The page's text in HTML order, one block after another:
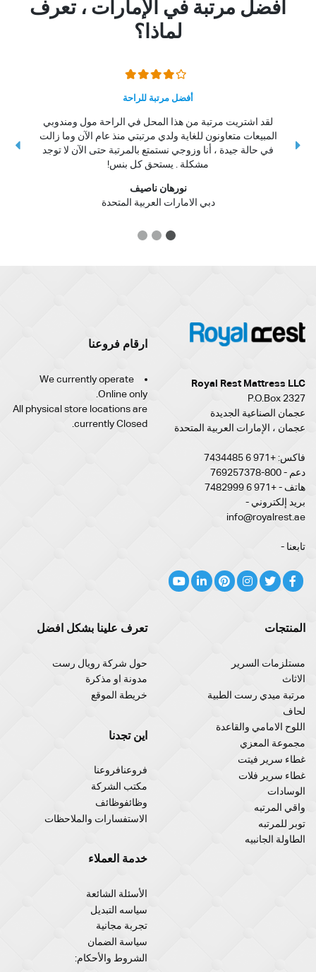
أفضل مرتبة في الإمارات ، تعرف
لماذا؟
أفضل مرتبة للراحة
لقد اشتريت مرتبة من هذا المحل في الراحة مول ومندوبي
المبيعات متعاونون للغاية ولدي مرتبتي منذ عام الآن وما زالت
في حالة جيدة ، أنا وزوجي نستمتع بالمرتبة حتى الآن لا توجد
مشكلة . يستحق كل بنس!
نورهان ناصيف
دبي الامارات العربية المتحدة
1
2
3
Royal Rest Mattress LLC
P.O.Box 2327
عجمان الصناعية الجديدة
عجمان ، الإمارات العربية المتحدة
فاكس: +971 6 7434485
دعم - 800-769257378
هاتف - +971 6 7482999
بريد إلكتروني -
info@royalrest.ae
تابعنا -
ارقام فروعنا
We currently operate
Online only.
All physical store locations are
currently Closed.
المنتجات
مستلزمات السرير
الاثاث
مرتبة ميدي رست الطبية
لحاف
اللوح الامامي والقاعدة
مجموعة المعزي
غطاء سرير فيتت
غطاء سرير فلات
الوسادات
واقي المرتبه
توبر للمرتبه
الطاولة الجانبيه
تعرف علينا بشكل افضل
حول شركة رويال رست
مدونة او مذكرة
خريطة الموقع
اين تجدنا
فروعنافروعنا
مكتب الشركة
وظائفوظائف
الاستفسارات والملاحظات
خدمة العملاء
الأسئلة الشائعة
سياسه التبديل
تجربة مجانية
سياسة الضمان
الشروط والأحكام: